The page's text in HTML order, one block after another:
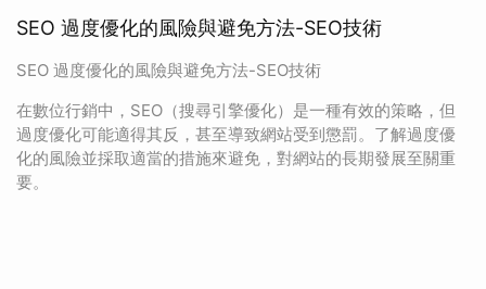
SEO 過度優化的風險與避免方法-SEO技術
SEO 過度優化的風險與避免方法-SEO技術
在數位行銷中，SEO（搜尋引擎優化）是一種有效的策略，但
過度優化可能適得其反，甚至導致網站受到懲罰。了解過度優
化的風險並採取適當的措施來避免，對網站的長期發展至關重
要。